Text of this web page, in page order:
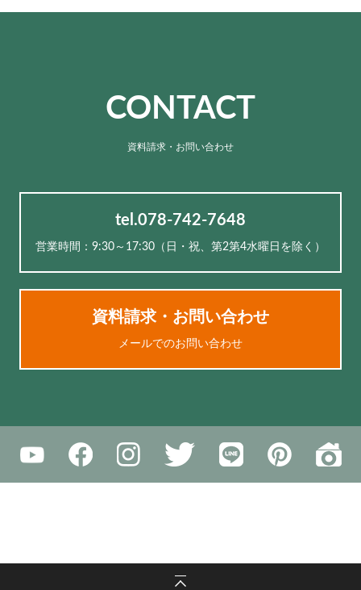
CONTACT
資料請求・お問い合わせ
tel.078-742-7648
営業時間：9:30～17:30（⽇・祝、第2第4水曜日を除く）
資料請求・お問い合わせ
メールでのお問い合わせ